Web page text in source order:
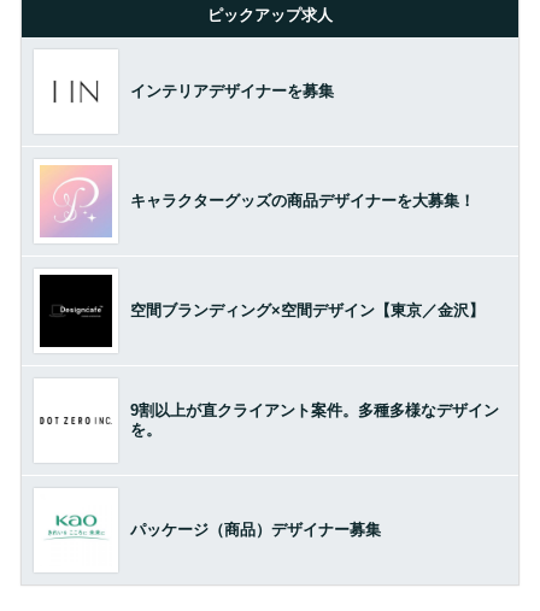
ピックアップ求人
インテリアデザイナーを募集
キャラクターグッズの商品デザイナーを大募集！
空間ブランディング×空間デザイン【東京／金沢】
9割以上が直クライアント案件。多種多様なデザイン
を。
パッケージ（商品）デザイナー募集